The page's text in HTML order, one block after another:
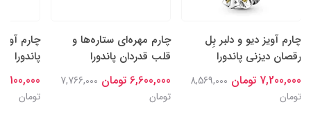
چارم آویز دیو و دلبر بِل
رقصان دیزنی پاندورا
7,200,000 تومان
8,569,000
تومان
چارم مهره‌ای ستاره‌ها و
قلب قدردان پاندورا
6,600,000 تومان
7,766,000
تومان
چارم
پاندورا
7,100,000 تومان
تومان